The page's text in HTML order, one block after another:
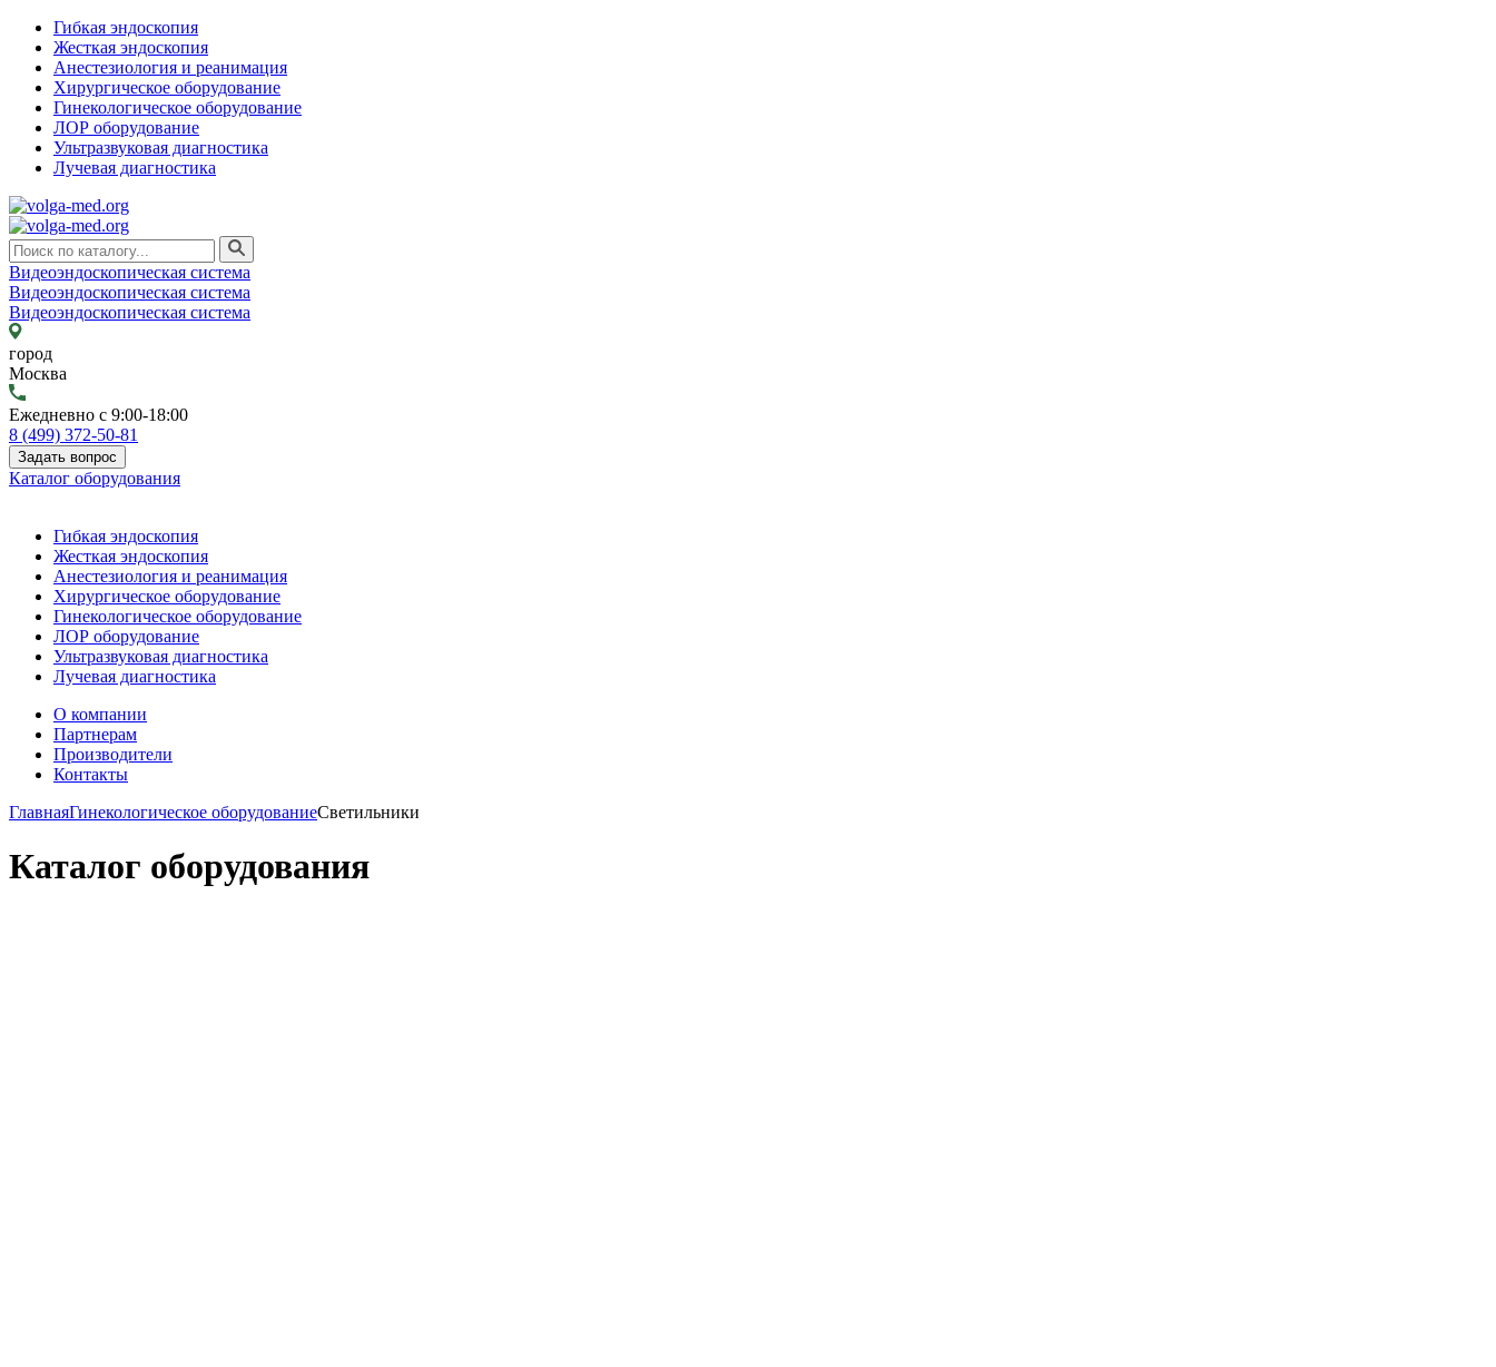
Гибкая эндоскопия
Жесткая эндоскопия
Анестезиология и реанимация
Хирургическое оборудование
Гинекологическое оборудование
ЛОР оборудование
Ультразвуковая диагностика
Лучевая диагностика
Видеоэндоскопическая система
Видеоэндоскопическая система
Видеоэндоскопическая система
город
Москва
Ежедневно с 9:00-18:00
8 (499) 372-50-81
Задать вопрос
Каталог оборудования
Гибкая эндоскопия
Жесткая эндоскопия
Анестезиология и реанимация
Хирургическое оборудование
Гинекологическое оборудование
ЛОР оборудование
Ультразвуковая диагностика
Лучевая диагностика
О компании
Партнерам
Производители
Контакты
ГлавнаяГинекологическое оборудованиеСветильники
Каталог оборудования